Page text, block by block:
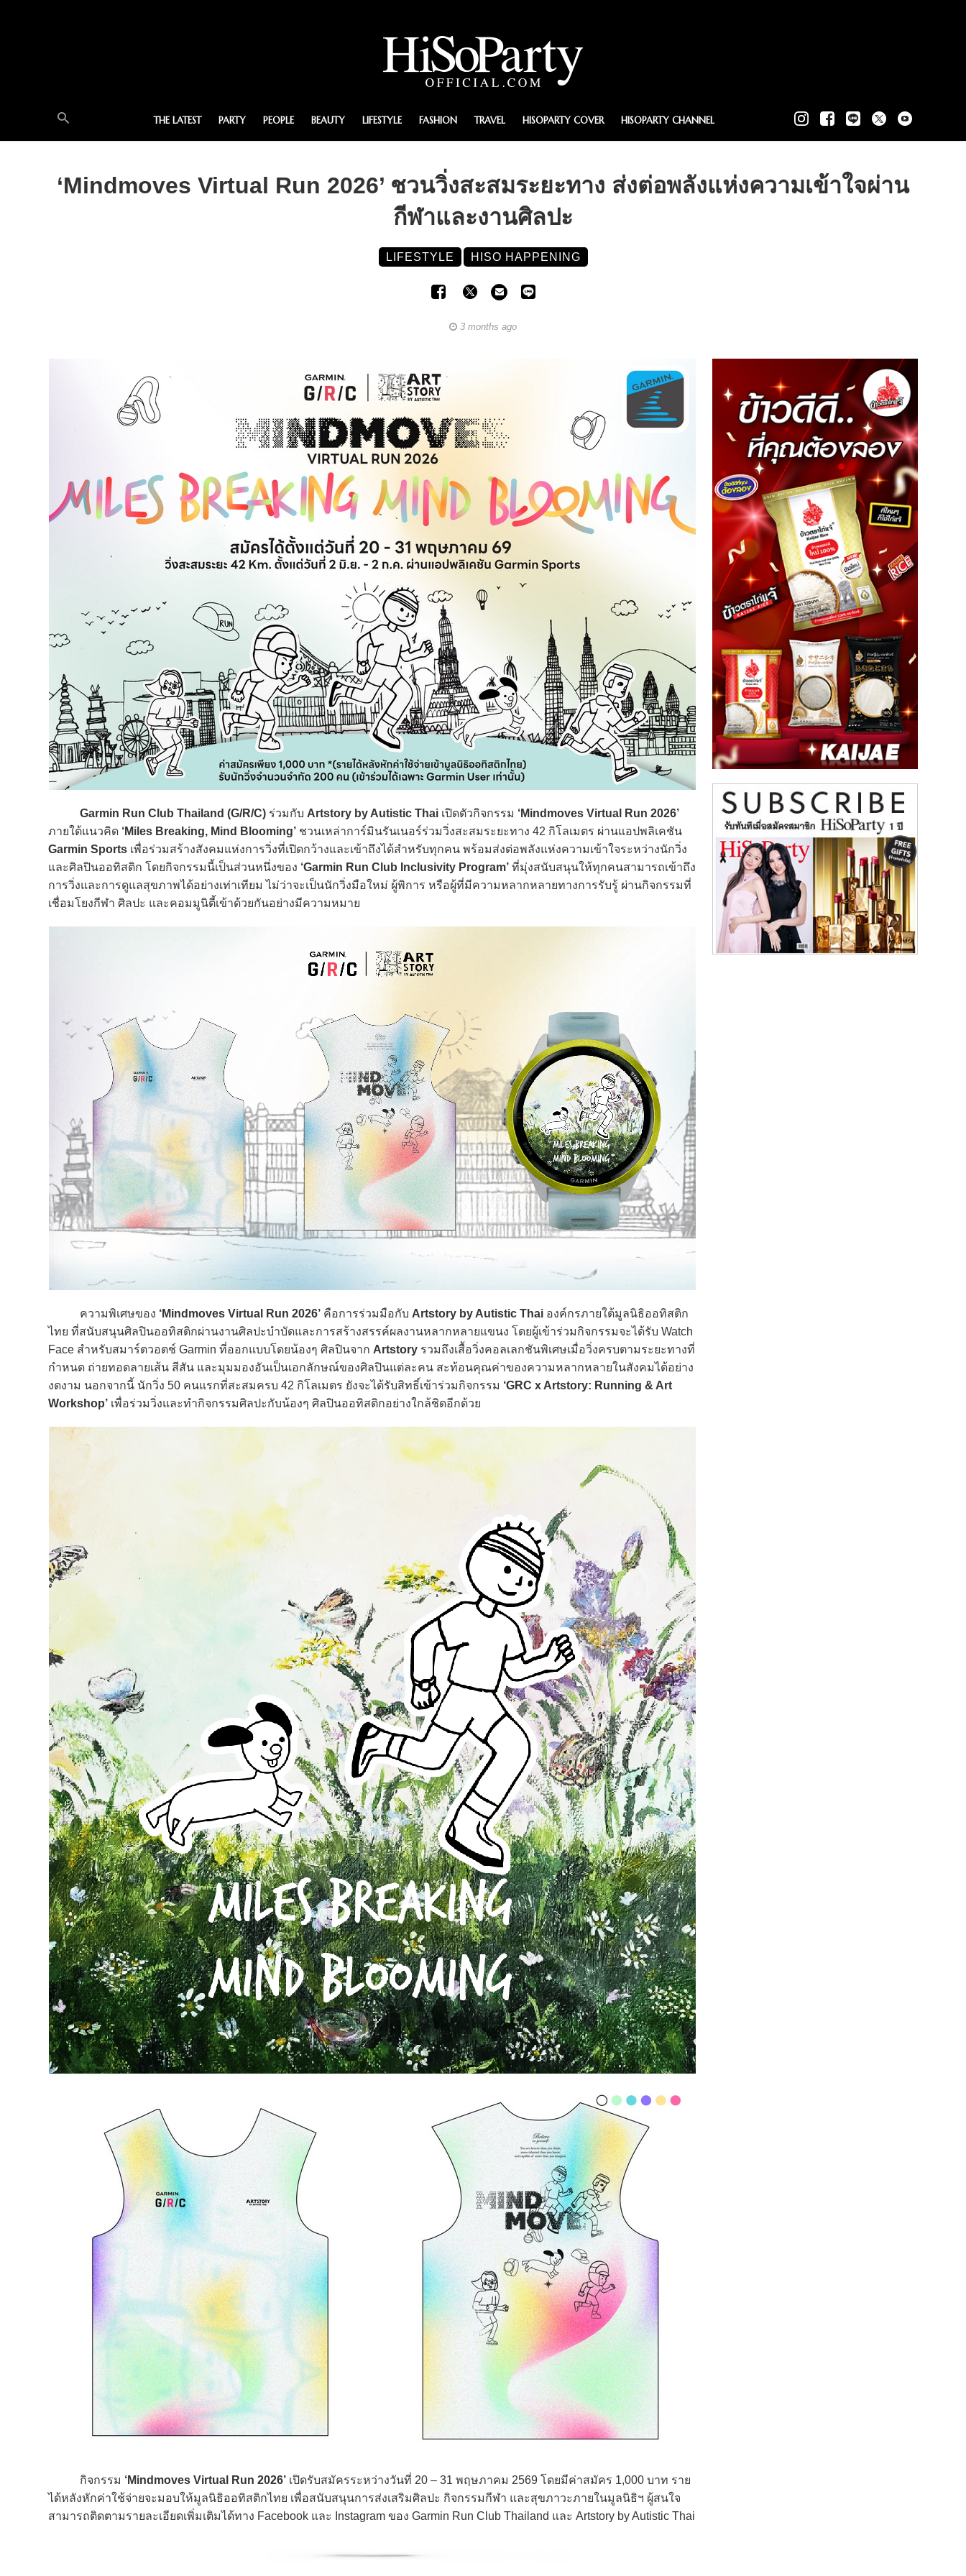
THE LATEST PARTY PEOPLE BEAUTY LIFESTYLE FASHION TRAVEL HISOPARTY COVER HISOPARTY CHANNEL
‘Mindmoves Virtual Run 2026’ ชวนวิ่งสะสมระยะทาง ส่งต่อพลังแห่งความเข้าใจผ่าน
กีฬาและงานศิลปะ
LIFESTYLE HISO HAPPENING
3 months ago
Garmin Run Club Thailand (G/R/C) ร่วมกับ Artstory by Autistic Thai เปิดตัวกิจกรรม ‘Mindmoves Virtual Run 2026’
ภายใต้แนวคิด ‘Miles Breaking, Mind Blooming’ ชวนเหล่าการ์มินรันเนอร์ร่วมวิ่งสะสมระยะทาง 42 กิโลเมตร ผ่านแอปพลิเคชัน
Garmin Sports เพื่อร่วมสร้างสังคมแห่งการวิ่งที่เปิดกว้างและเข้าถึงได้สำหรับทุกคน พร้อมส่งต่อพลังแห่งความเข้าใจระหว่างนักวิ่ง
และศิลปินออทิสติก โดยกิจกรรมนี้เป็นส่วนหนึ่งของ ‘Garmin Run Club Inclusivity Program’ ที่มุ่งสนับสนุนให้ทุกคนสามารถเข้าถึง
การวิ่งและการดูแลสุขภาพได้อย่างเท่าเทียม ไม่ว่าจะเป็นนักวิ่งมือใหม่ ผู้พิการ หรือผู้ที่มีความหลากหลายทางการรับรู้ ผ่านกิจกรรมที่
เชื่อมโยงกีฬา ศิลปะ และคอมมูนิตี้เข้าด้วยกันอย่างมีความหมาย
ความพิเศษของ ‘Mindmoves Virtual Run 2026’ คือการร่วมมือกับ Artstory by Autistic Thai องค์กรภายใต้มูลนิธิออทิสติก
ไทย ที่สนับสนุนศิลปินออทิสติกผ่านงานศิลปะบำบัดและการสร้างสรรค์ผลงานหลากหลายแขนง โดยผู้เข้าร่วมกิจกรรมจะได้รับ Watch
Face สำหรับสมาร์ตวอตช์ Garmin ที่ออกแบบโดยน้องๆ ศิลปินจาก Artstory รวมถึงเสื้อวิ่งคอลเลกชันพิเศษเมื่อวิ่งครบตามระยะทางที่
กำหนด ถ่ายทอดลายเส้น สีสัน และมุมมองอันเป็นเอกลักษณ์ของศิลปินแต่ละคน สะท้อนคุณค่าของความหลากหลายในสังคมได้อย่าง
งดงาม นอกจากนี้ นักวิ่ง 50 คนแรกที่สะสมครบ 42 กิโลเมตร ยังจะได้รับสิทธิ์เข้าร่วมกิจกรรม ‘GRC x Artstory: Running & Art
Workshop’ เพื่อร่วมวิ่งและทำกิจกรรมศิลปะกับน้องๆ ศิลปินออทิสติกอย่างใกล้ชิดอีกด้วย
กิจกรรม ‘Mindmoves Virtual Run 2026’ เปิดรับสมัครระหว่างวันที่ 20 – 31 พฤษภาคม 2569 โดยมีค่าสมัคร 1,000 บาท ราย
ได้หลังหักค่าใช้จ่ายจะมอบให้มูลนิธิออทิสติกไทย เพื่อสนับสนุนการส่งเสริมศิลปะ กิจกรรมกีฬา และสุขภาวะภายในมูลนิธิฯ ผู้สนใจ
สามารถติดตามรายละเอียดเพิ่มเติมได้ทาง Facebook และ Instagram ของ Garmin Run Club Thailand และ Artstory by Autistic Thai